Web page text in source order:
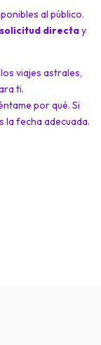
al público.
directay
viajes astrales,
ti.
por qué. Si
la fecha adecuada.